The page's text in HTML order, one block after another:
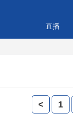
直播
< 1